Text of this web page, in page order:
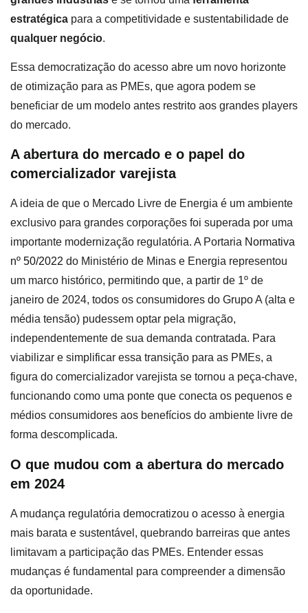
estratégica para a competitividade e sustentabilidade de
qualquer negócio.
Essa democratização do acesso abre um novo horizonte
de otimização para as PMEs, que agora podem se
beneficiar de um modelo antes restrito aos grandes players
do mercado.
A abertura do mercado e o papel do
comercializador varejista
A ideia de que o Mercado Livre de Energia é um ambiente
exclusivo para grandes corporações foi superada por uma
importante modernização regulatória. A Portaria Normativa
nº 50/2022 do Ministério de Minas e Energia representou
um marco histórico, permitindo que, a partir de 1º de
janeiro de 2024, todos os consumidores do Grupo A (alta e
média tensão) pudessem optar pela migração,
independentemente de sua demanda contratada. Para
viabilizar e simplificar essa transição para as PMEs, a
figura do comercializador varejista se tornou a peça-chave,
funcionando como uma ponte que conecta os pequenos e
médios consumidores aos benefícios do ambiente livre de
forma descomplicada.
O que mudou com a abertura do mercado
em 2024
A mudança regulatória democratizou o acesso à energia
mais barata e sustentável, quebrando barreiras que antes
limitavam a participação das PMEs. Entender essas
mudanças é fundamental para compreender a dimensão
da oportunidade.